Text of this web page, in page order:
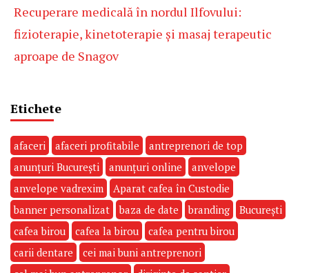
Recuperare medicală în nordul Ilfovului:
fizioterapie, kinetoterapie și masaj terapeutic
aproape de Snagov
Etichete
afaceri afaceri profitabile
antreprenori de top
anunțuri București
anunțuri online
anvelope
anvelope vadrexim
Aparat cafea în Custodie
banner personalizat
baza de date branding
București
cafea birou
cafea la birou
cafea pentru birou
carii dentare
cei mai buni antreprenori